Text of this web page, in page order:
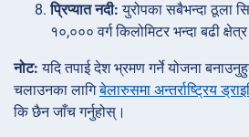
प्रिप्यात नदी: युरोपका सबैभन्दा ठूला
१०,००० वर्ग किलोमिटर भन्दा बढी
नोट: यदि तपाई देश भ्रमण गर्ने योजना
चलाउनका लागिबेलारुसमा अन्तर्राष्ट्रिय
कि छैन जाँच गर्नुहोस्।